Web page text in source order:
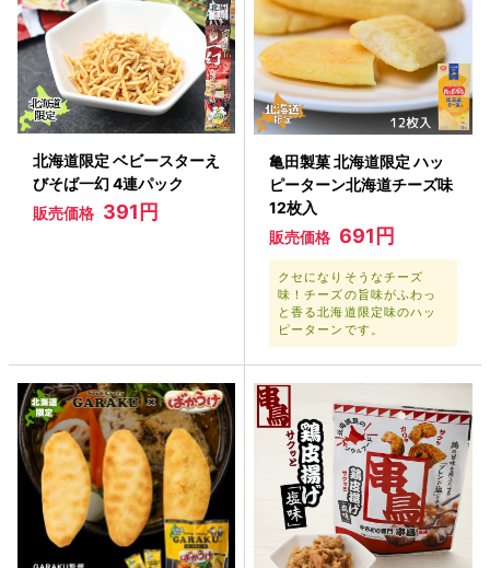
北海道限定 ベビースターえ
びそば一幻 4連パック
販売価格 391円
亀田製菓 北海道限定 ハッ
ピーターン北海道チーズ味
12枚入
販売価格 691円
クセになりそうなチーズ
味！チーズの旨味がふわっ
と香る北海道限定味のハッ
ピーターンです。